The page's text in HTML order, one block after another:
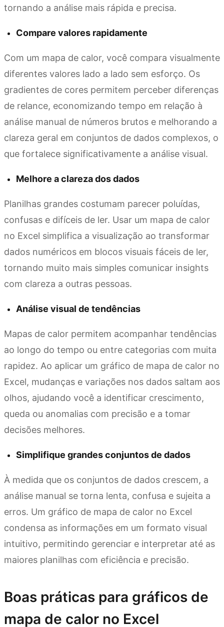
tornando a análise mais rápida e precisa.
Compare valores rapidamente
Com um mapa de calor, você compara visualmente
diferentes valores lado a lado sem esforço. Os
gradientes de cores permitem perceber diferenças
de relance, economizando tempo em relação à
análise manual de números brutos e melhorando a
clareza geral em conjuntos de dados complexos, o
que fortalece significativamente a análise visual.
Melhore a clareza dos dados
Planilhas grandes costumam parecer poluídas,
confusas e difíceis de ler. Usar um mapa de calor
no Excel simplifica a visualização ao transformar
dados numéricos em blocos visuais fáceis de ler,
tornando muito mais simples comunicar insights
com clareza a outras pessoas.
Análise visual de tendências
Mapas de calor permitem acompanhar tendências
ao longo do tempo ou entre categorias com muita
rapidez. Ao aplicar um gráfico de mapa de calor no
Excel, mudanças e variações nos dados saltam aos
olhos, ajudando você a identificar crescimento,
queda ou anomalias com precisão e a tomar
decisões melhores.
Simplifique grandes conjuntos de dados
À medida que os conjuntos de dados crescem, a
análise manual se torna lenta, confusa e sujeita a
erros. Um gráfico de mapa de calor no Excel
condensa as informações em um formato visual
intuitivo, permitindo gerenciar e interpretar até as
maiores planilhas com eficiência e precisão.
Boas práticas para gráficos de
mapa de calor no Excel